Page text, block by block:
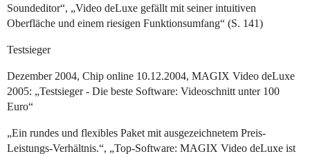
Soundeditor“, „Video deLuxe gefällt mit seiner intuitiven
Oberfläche und einem riesigen Funktionsumfang“ (S. 141)
Testsieger
Dezember 2004, Chip online 10.12.2004, MAGIX Video deLuxe
2005: „Testsieger - Die beste Software: Videoschnitt unter 100
Euro“
„Ein rundes und flexibles Paket mit ausgezeichnetem Preis-
Leistungs-Verhältnis.“, „Top-Software: MAGIX Video deLuxe ist